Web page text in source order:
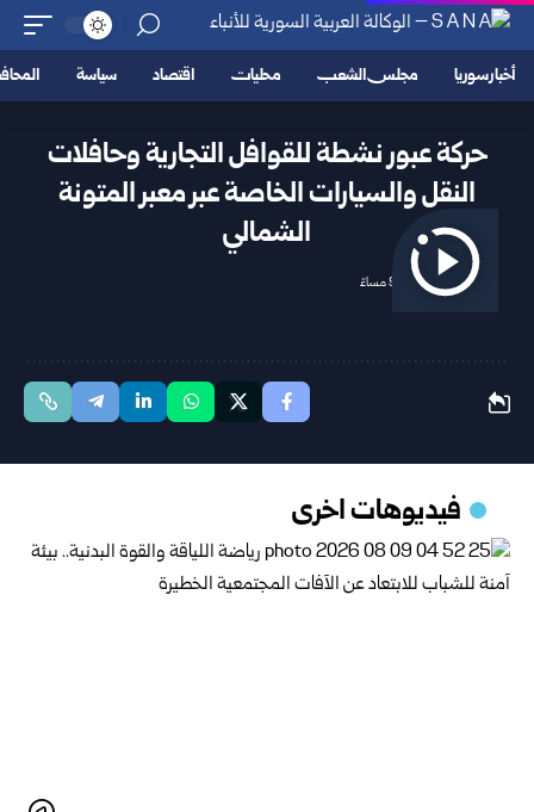
أخبار سوريا مجلس الشعب محليات اقتصاد سياسة
حركة عبور نشطة للقوافل التجارية وحافلات
النقل والسيارات الخاصة عبر معبر المتونة
الشمالي
2025/10/18 9:05 مساءً
فيديوهات اخرى